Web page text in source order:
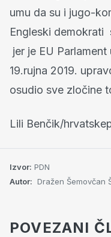
umu da su i jugo-
Engleski demokrati
jer je EU
19.rujna 2019.
osudio sve zločine
Lili Benčik/
Izvor: PDN
Autor: Dražen Šemovčan
POVEZANI